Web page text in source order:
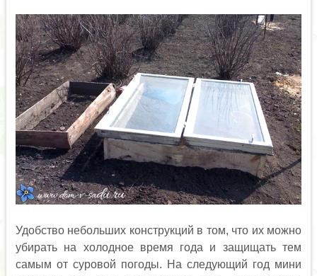
Удобство небольших конструкций в том, что их можно
убирать на холодное время года и защищать тем
самым от суровой погоды. На следующий год мини